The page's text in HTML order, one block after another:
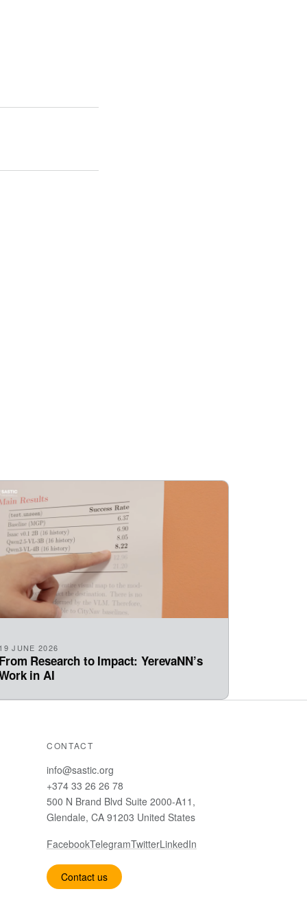
JUNE 2026
Research to Impact: YerevaNN’s
in AI
CONTACT
info@sastic.org
+374 33 26 26 78
500 N Brand Blvd Suite 2000-A11,
Glendale, CA 91203 United States
FacebookTelegramTwitterLinkedIn
Contact us